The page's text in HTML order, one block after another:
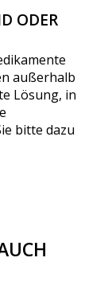
ODER
außerhalb
Lösung, in
bitte dazu